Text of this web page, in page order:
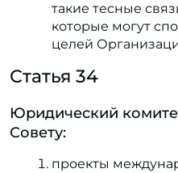
такие тесные
которые могут
целей
Статья 34
Юридический
Совету:
проекты